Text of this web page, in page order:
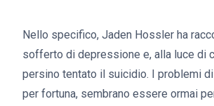
Nello specifico, Jaden Hossler ha
sofferto di depressione e, alla luce di
persino tentato il suicidio. I problemi
per fortuna, sembrano essere ormai